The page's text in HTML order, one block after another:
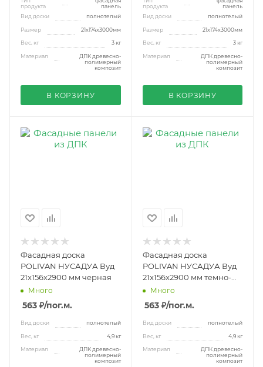
продукта
панель
Вид доски
полнотелый
Размер 21x174x3000мм
Вес, кг 3 кг
Материал
ДПК древесно-
полимерный
композит
В КОРЗИНУ
продукта
панель
Вид доски
полнотелый
Размер 21x174x3000мм
Вес, кг 3 кг
Материал
ДПК древесно-
полимерный
композит
В КОРЗИНУ
Фасадная доска
POLIVAN НУСАДУА Вуд
21х156х2900 мм черная
Много
563 ₽/пог.м.
Вид доски полнотелый
Вес, кг 4,9 кг
Материал
ДПК древесно-
полимерный
композит
Фасадная доска
POLIVAN НУСАДУА Вуд
21х156х2900 мм темно-
коричневая
Много
563 ₽/пог.м.
Вид доски полнотелый
Вес, кг 4,9 кг
Материал
ДПК древесно-
полимерный
композит